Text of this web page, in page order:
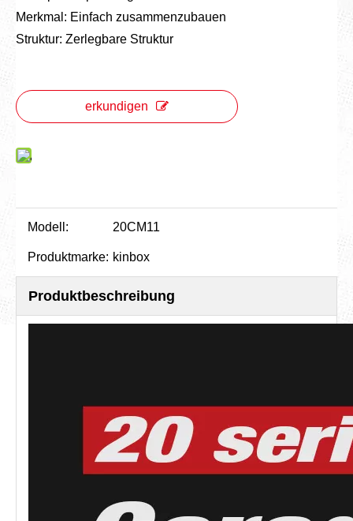
Merkmal: Einfach zusammenzubauen
Struktur: Zerlegbare Struktur
erkundigen
Modell: 20CM11
Produktmarke: kinbox
Produktbeschreibung